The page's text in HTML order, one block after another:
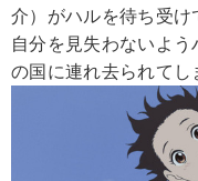
介）がハルを待ち受
自分を見失わないよ
の国に連れ去られて